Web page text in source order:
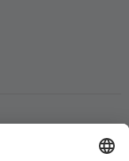
für unterwegs